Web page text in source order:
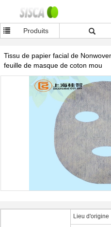
Produits
Tissu de papier facial de
feuille de masque de coton mou
Lieu d'origine